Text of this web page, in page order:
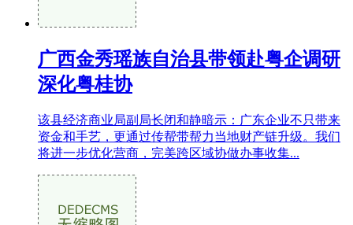
广西金秀瑶族自治县带领赴粤企调研
深化粤桂协
该县经济商业局副局长闭和静暗示：广东企业不只带来
资金和手艺，更通过传帮带帮力当地财产链升级。我们
将进一步优化营商，完美跨区域协做办事收集...